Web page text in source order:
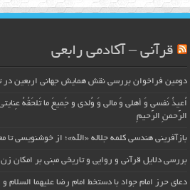
قرآنی – آکادمی رابعی
دومین فراخوان بررسی نقش همایش جهانی اربعین در
اُعیذُ نَفسی وَ أهلی وَ مالی وَ وُلدی و جَمیعَ ما تَلحَقُهُ
الرَّحمنِ الرَّحیمِ
بازآفرینی هندسی کلمه جلاله «الله»؛ از خوشنویسی تا
بررسی دلایل قرآنی و روایی و تاریخی مبنی بر
دعای حرز امام جواد با دستخط امام رضا علیهما السلام